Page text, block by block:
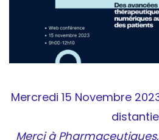
Mercredi 15 Novembre
Merci à